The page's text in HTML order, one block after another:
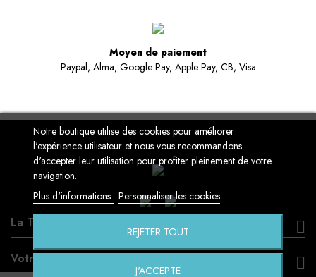
Moyen de paiement
Paypal, Alma, Google Pay, Apple Pay, CB, Visa
La Touche Geek
Votre compte
Notre boutique utilise des cookies pour améliorer
l'expérience utilisateur et nous vous recommandons
d'accepter leur utilisation pour profiter pleinement de votre
navigation.
Plus d'informations Personnaliser les cookies
REJETER TOUT
J'ACCEPTE